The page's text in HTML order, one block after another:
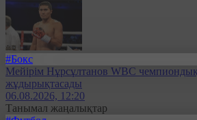
#Бокс
Мейірім Нұрсұлтанов WBC чемпиондық
жұдырықтасады
06.08.2026, 12:20
Танымал жаңалықтар